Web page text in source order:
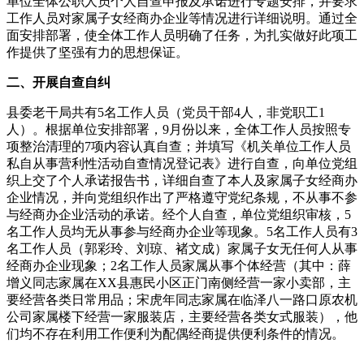
工作人员对家属子女经商办企业等情况进行详细说明。通过全
面安排部署，使全体工作人员明确了任务，为扎实做好此项工
作提供了坚强有力的思想保证。
二、开展自查自纠
县委老干局共有5名工作人员（党员干部4人，非党职工1
人）。根据单位安排部署，9月份以来，全体工作人员按照专
项整治清理的7项内容认真自查；并填写《机关单位工作人员
私自从事营利性活动自查情况登记表》进行自查，向单位党组
织上交了个人承诺报告书，详细自查了本人及家属子女经商办
企业情况，并向党组织作出了严格遵守党纪条规，不从事不参
与经商办企业活动的承诺。经个人自查，单位党组织审核，5
名工作人员均无从事参与经商办企业等现象。5名工作人员有3
名工作人员（郭彩玲、刘琼、褚文成）家属子女无任何人从事
经商办企业现象；2名工作人员家属从事个体经营（其中：薛
增义同志家属在XX县惠民小区正门南侧经营一家小卖部，主
要经营各类日常用品；宋虎年同志家属在临泽八一路口原农机
公司家属楼下经营一家服装店，主要经营各类女式服装），他
们均不存在利用工作便利为配偶经商提供便利条件的情况。